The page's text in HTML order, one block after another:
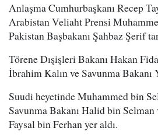
Anlaşma Cumhurbaşkanı Recep
Arabistan Veliaht Prensi
Pakistan Başbakanı Şahbaz Şerif
Törene Dışişleri Bakanı Hakan
İbrahim Kalın ve Savunma Bakanı
Suudi heyetinde Muhammed bin
Savunma Bakanı Halid bin Selman
Faysal bin Ferhan yer aldı.